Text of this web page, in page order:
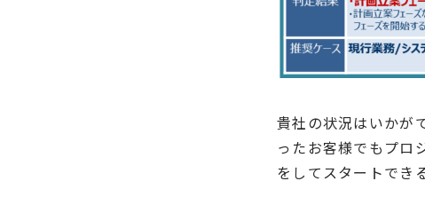
貴社の状況はいかが
ったお客様でもプロ
をしてスタートでき